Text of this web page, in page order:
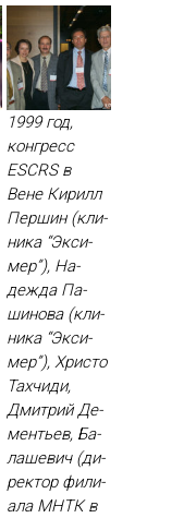
1999 год,
конгресс
ESCRS в
Вене Ки­рилл
Пер­шин (кли­
ника “Эк­си­
мер”), На­
деж­да Па­
шино­ва (кли­
ника “Эк­си­
мер”), Хрис­то
Тах­чи­ди,
Дмит­рий Де­
менть­ев, Ба­
лаше­вич (ди­
рек­тор фи­ли­
ала МНТК в